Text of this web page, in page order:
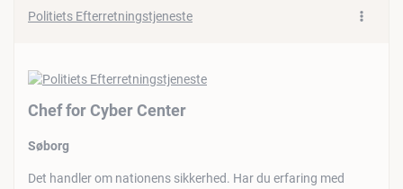
Politiets Efterretningstjeneste
Chef for Cyber Center
Søborg
Det handler om nationens sikkerhed. Har du erfaring med